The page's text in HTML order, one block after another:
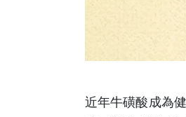
近年牛磺酸成為